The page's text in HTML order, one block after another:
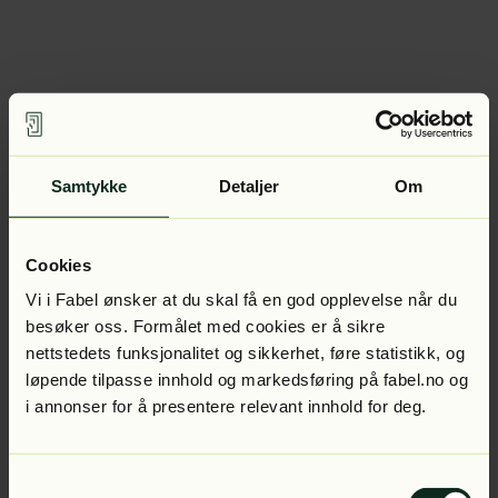
Samtykke Detaljer Om
Cookies
Vi i Fabel ønsker at du skal få en god opplevelse når du
besøker oss. Formålet med cookies er å sikre
nettstedets funksjonalitet og sikkerhet, føre statistikk, og
løpende tilpasse innhold og markedsføring på fabel.no og
i annonser for å presentere relevant innhold for deg.